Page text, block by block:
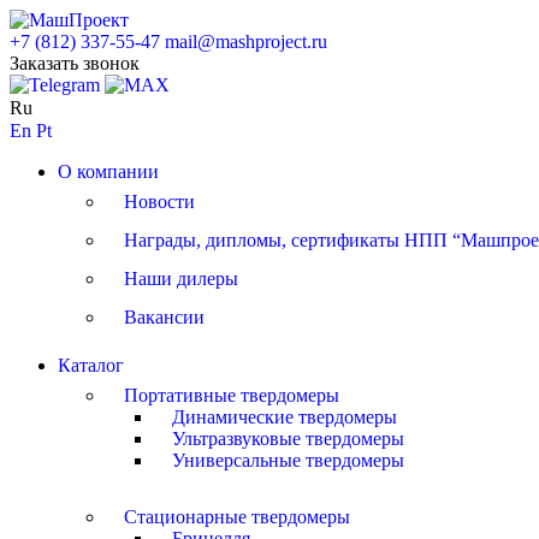
+7 (812) 337-55-47 mail@mashproject.ru
Заказать звонок
Ru
En Pt
О компании
Новости
Награды, дипломы, сертификаты НПП
Наши дилеры
Вакансии
Каталог
Портативные твердомеры
Динамические твердомеры
Ультразвуковые твердомеры
Универсальные твердомеры
Стационарные твердомеры